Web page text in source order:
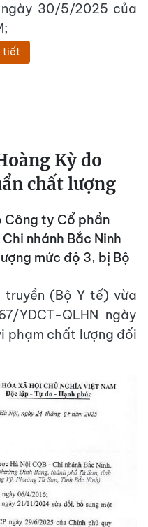
30/5/2025 của
tiết
Kỳ do
chất lượng
Công ty Cổ phần
nhánh Bắc Ninh
mức độ 3, bị Bộ
truyền (Bộ Y tế) vừa
YDCT-QLHN ngày
phạm chất lượng đối